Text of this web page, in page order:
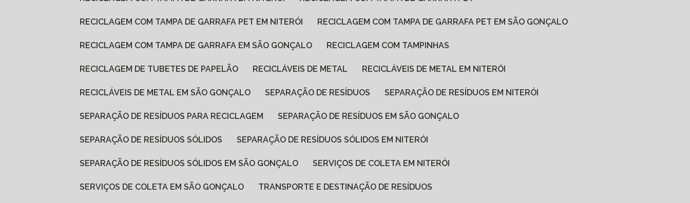
RECICLAGEM COM TAMPA DE GARRAFA PET EM NITERÓI RECICLAGEM COM TAMPA DE GARRAFA PET EM SÃO GONÇALO
RECICLAGEM COM TAMPA DE GARRAFA EM SÃO GONÇALO RECICLAGEM COM TAMPINHAS
RECICLAGEM DE TUBETES DE PAPELÃO RECICLÁVEIS DE METAL RECICLÁVEIS DE METAL EM NITERÓI
RECICLÁVEIS DE METAL EM SÃO GONÇALO SEPARAÇÃO DE RESÍDUOS SEPARAÇÃO DE RESÍDUOS EM NITERÓI
SEPARAÇÃO DE RESÍDUOS PARA RECICLAGEM SEPARAÇÃO DE RESÍDUOS EM SÃO GONÇALO
SEPARAÇÃO DE RESÍDUOS SÓLIDOS SEPARAÇÃO DE RESÍDUOS SÓLIDOS EM NITERÓI
SEPARAÇÃO DE RESÍDUOS SÓLIDOS EM SÃO GONÇALO SERVIÇOS DE COLETA EM NITERÓI
SERVIÇOS DE COLETA EM SÃO GONÇALO TRANSPORTE E DESTINAÇÃO DE RESÍDUOS